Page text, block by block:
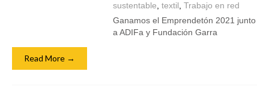
sustentable textil Trabajo en red
Ganamos el Emprendetón 2021 junto
a ADIFa y Fundación Garra
Read More →